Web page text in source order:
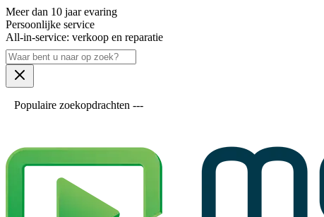
Meer dan 10 jaar evaring
Persoonlijke service
All-in-service: verkoop en reparatie
Populaire zoekopdrachten ---